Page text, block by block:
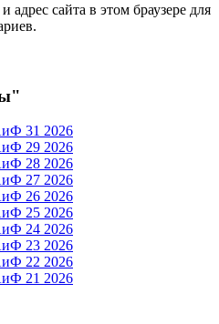
адрес сайта в этом браузере для
31 2026
29 2026
28 2026
27 2026
26 2026
25 2026
24 2026
23 2026
22 2026
21 2026